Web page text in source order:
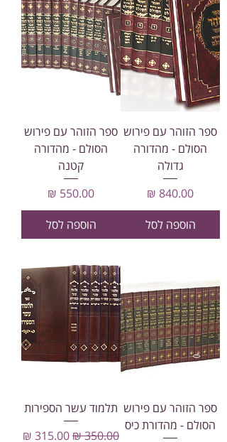
ספר הזוהר עם פירוש
הסולם - מהדורה
גדולה
מחיר
הוספה לסל
ספר הזוהר עם פירוש
הסולם - מהדורה
קטנה
מחיר
הוספה לסל
ספר הזוהר עם פירוש
הסולם - מהדורת כיס
תלמוד עשר הספירות
מחיר רגיל מחיר מבצע